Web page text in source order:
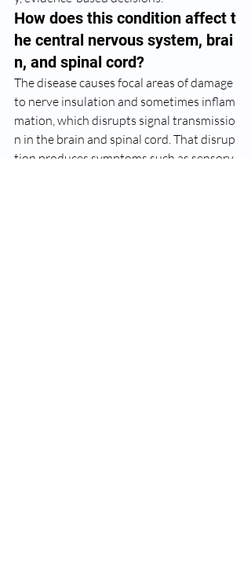
How does this condition affect t
he central nervous system, brai
n, and spinal cord?
The disease causes focal areas of damage
to nerve insulation and sometimes inflam
mation, which disrupts signal transmissio
n in the brain and spinal cord. That disrup
tion produces symptoms such as sensory